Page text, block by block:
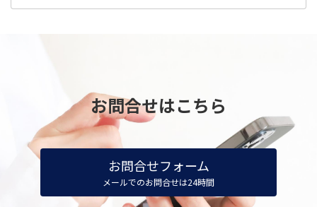
お問合せはこちら
お問合せフォーム
メールでのお問合せは24時間